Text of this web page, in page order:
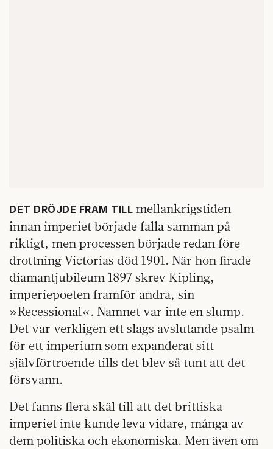
DET DRÖJDE FRAM TILL mellankrigstiden
innan imperiet började falla samman på
riktigt, men processen började redan före
drottning Victorias död 1901. När hon firade
diamantjubileum 1897 skrev Kipling,
imperiepoeten framför andra, sin
»Recessional«. Namnet var inte en slump.
Det var verkligen ett slags avslutande psalm
för ett imperium som expanderat sitt
självförtroende tills det blev så tunt att det
försvann.
Det fanns flera skäl till att det brittiska
imperiet inte kunde leva vidare, många av
dem politiska och ekonomiska. Men även om